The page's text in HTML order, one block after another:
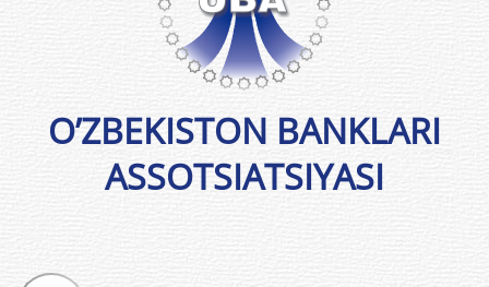
O’ZBEKISTON BANKLARI
ASSOTSIATSIYASI